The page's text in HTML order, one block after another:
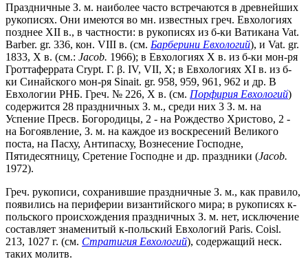
Праздничные З. м. наиболее часто встречаются в древнейших
рукописях. Они имеются во мн. известных греч. Евхологиях
позднее XII в., в частности: в рукописях из б-ки Ватикана Vat.
Barber. gr. 336, кон. VIII в. (см. Барберини Евхологий), и Vat. gr.
1833, X в. (см.: Jacob. 1966); в Евхологиях X в. из б-ки мон-ря
Гроттаферрата Crypt. Γ. β. IV, VII, X; в Евхологиях XI в. из б-
ки Синайского мон-ря Sinait. gr. 958, 959, 961, 962 и др. В
Евхологии РНБ. Греч. № 226, X в. (см. Порфирия Евхологий)
содержится 28 праздничных З. м., среди них 3 З. м. на
Успение Пресв. Богородицы, 2 - на Рождество Христово, 2 -
на Богоявление, З. м. на каждое из воскресений Великого
поста, на Пасху, Антипасху, Вознесение Господне,
Пятидесятницу, Сретение Господне и др. праздники (Jacob.
1972).
Греч. рукописи, сохранившие праздничные З. м., как правило,
появились на периферии византийского мира; в рукописях к-
польского происхождения праздничных З. м. нет, исключение
составляет знаменитый к-польский Евхологий Paris. Coisl.
213, 1027 г. (см. Стратигия Евхологий), содержащий неск.
таких молитв.